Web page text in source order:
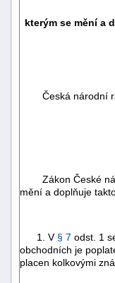
kterým se mění a
Česká národní
Zákon České
mění a doplňuje
1. V § 7 odst. 1
obchodních je
placen kolkovými